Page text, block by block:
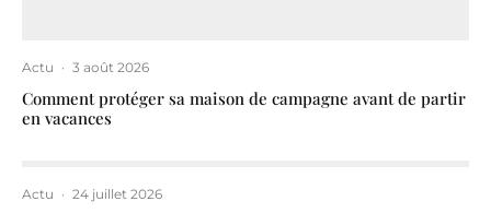
Actu · 3 août 2026
Comment protéger sa maison de campagne avant de partir
en vacances
Actu · 24 juillet 2026